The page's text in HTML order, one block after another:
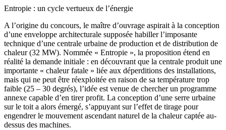
Entropie : un cycle vertueux de l’énergie
A l’origine du concours, le maître d’ouvrage aspirait à la conception
d’une enveloppe architecturale supposée habiller l’imposante
technique d’une centrale urbaine de production et de distribution de
chaleur (32 MW). Nommée « Entropie », la proposition étend en
réalité la demande initiale : en découvrant que la centrale produit une
importante « chaleur fatale » liée aux déperditions des installations,
mais qui ne peut être réexploitée en raison de sa température trop
faible (25 – 30 degrés), l’idée est venue de chercher un programme
annexe capable d’en tirer profit. La conception d’une serre urbaine
sur le toit a alors émergé, s’appuyant sur l’effet de tirage pour
engendrer le mouvement ascendant naturel de la chaleur captée au-
dessus des machines.